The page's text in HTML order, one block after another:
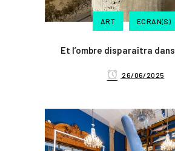
ART ECRAN(S)
Et l’ombre disparaîtra
26/06/2025